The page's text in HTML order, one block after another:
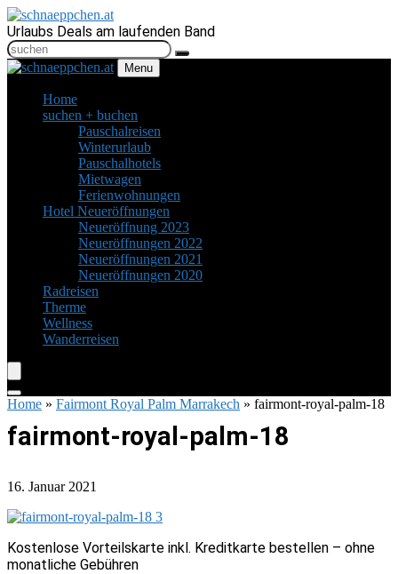
Urlaubs Deals am laufenden Band
Menu
Home
suchen + buchen
Pauschalreisen
Winterurlaub
Pauschalhotels
Mietwagen
Ferienwohnungen
Hotel Neueröffnungen
Neueröffnung 2023
Neueröffnungen 2022
Neueröffnungen 2021
Neueröffnungen 2020
Radreisen
Therme
Wellness
Wanderreisen
Home » Fairmont Royal Palm Marrakech » fairmont-royal-palm-18
fairmont-royal-palm-18
16. Januar 2021
Kostenlose Vorteilskarte inkl. Kreditkarte bestellen – ohne
monatliche Gebühren